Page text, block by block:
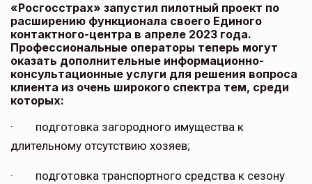
«Росгосстрах» запустил пилотный проект по
расширению функционала своего Единого
контактного-центра в апреле 2023 года.
Профессиональные операторы теперь могут
оказать дополнительные информационно-
консультационные услуги для решения вопроса
клиента из очень широкого спектра тем, среди
которых:
· подготовка загородного имущества к
длительному отсутствию хозяев;
· подготовка транспортного средства к сезону